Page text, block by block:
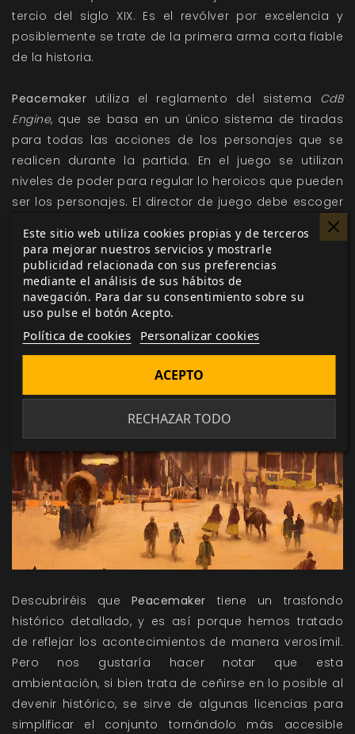
tercio del siglo XIX. Es el revólver por excelencia y
posiblemente se trate de la primera arma corta fiable
de la historia.
Peacemaker utiliza el reglamento del sistema CdB
Engine, que se basa en un único sistema de tiradas
para todas las acciones de los personajes que se
realicen durante la partida. En el juego se utilizan
niveles de poder para regular lo heroicos que pueden
ser los personajes. El director de juego debe escoger
un nivel de poder para su partida, que establecerá la
cantidad de puntos de desarrollo que reciben los
jugadores para crear a sus personajes, la cantidad
que pueden gastar en habilidades y talentos y los
niveles máximos y mínimos de habilidades al crear el
Normal y Grande.
Descubriréis que Peacemaker
tiene un trasfondo
histórico detallado, y es así porque hemos tratado
de reflejar los acontecimientos de manera verosímil.
Pero nos gustaría hacer notar que esta
ambientación, si bien trata de ceñirse en lo posible al
devenir histórico, se sirve de algunas licencias para
simplificar el conjunto tornándolo más accesible
Este sitio web utiliza cookies propias y de terceros
para mejorar nuestros servicios y mostrarle
publicidad relacionada con sus preferencias
mediante el análisis de sus hábitos de
navegación. Para dar su consentimiento sobre su
uso pulse el botón Acepto.
Política de cookies Personalizar cookies
RECHAZAR TODO
ACEPTO